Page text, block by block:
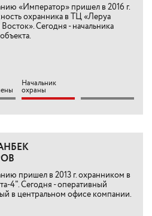
«Император» пришел в 2016 г.
охранника в ТЦ «Леруа
Сегодня - начальника
Начальник
охраны
пришел в 2013 г. охранником в
4". Сегодня - оперативный
в центральном офисе компании.